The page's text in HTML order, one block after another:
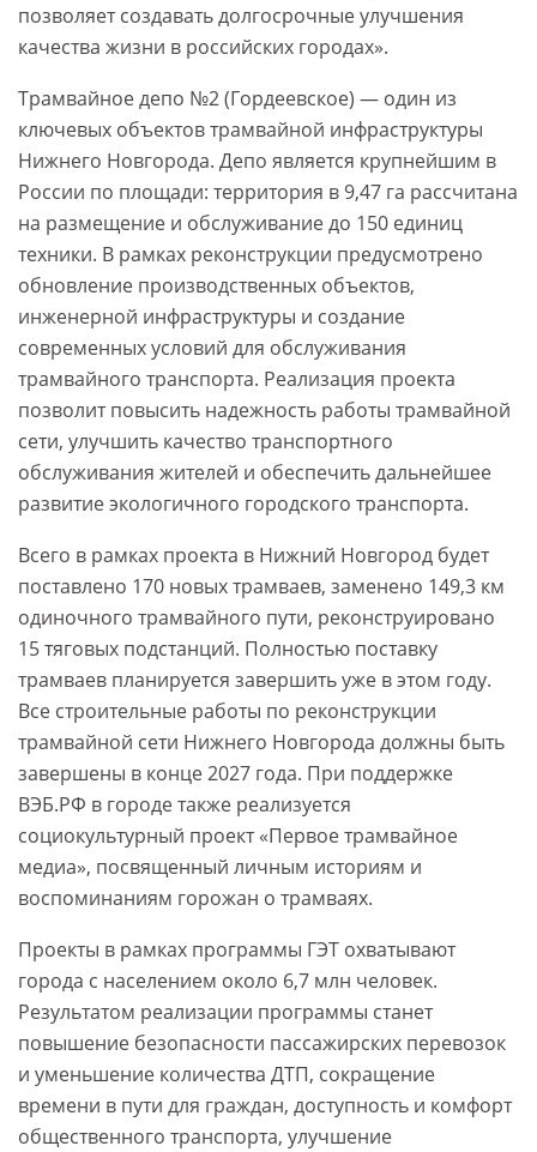
позволяет создавать долгосрочные улучшения
качества жизни в российских городах».
Трамвайное депо №2 (Гордеевское) — один из
ключевых объектов трамвайной инфраструктуры
Нижнего Новгорода. Депо является крупнейшим в
России по площади: территория в 9,47 га рассчитана
на размещение и обслуживание до 150 единиц
техники. В рамках реконструкции предусмотрено
обновление производственных объектов,
инженерной инфраструктуры и создание
современных условий для обслуживания
трамвайного транспорта. Реализация проекта
позволит повысить надежность работы трамвайной
сети, улучшить качество транспортного
обслуживания жителей и обеспечить дальнейшее
развитие экологичного городского транспорта.
Всего в рамках проекта в Нижний Новгород будет
поставлено 170 новых трамваев, заменено 149,3 км
одиночного трамвайного пути, реконструировано
15 тяговых подстанций. Полностью поставку
трамваев планируется завершить уже в этом году.
Все строительные работы по реконструкции
трамвайной сети Нижнего Новгорода должны быть
завершены в конце 2027 года. При поддержке
ВЭБ.РФ в городе также реализуется
социокультурный проект «Первое трамвайное
медиа», посвященный личным историям и
воспоминаниям горожан о трамваях.
Проекты в рамках программы ГЭТ охватывают
города с населением около 6,7 млн человек.
Результатом реализации программы станет
повышение безопасности пассажирских перевозок
и уменьшение количества ДТП, сокращение
времени в пути для граждан, доступность и комфорт
общественного транспорта, улучшение